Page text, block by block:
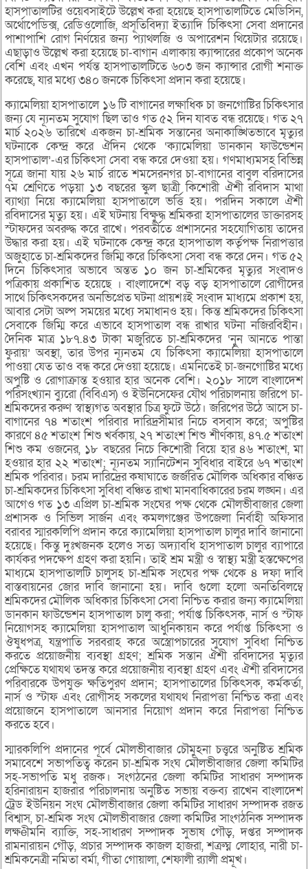
হাসপাতালটির ওয়েবসাইটে উল্লেখ করা হয়েছে হাসপাতালটিতে মেডিসিন,
অর্থোপেডিক্স, রেডিওলোজি, প্রসূতিবিদ্যা ইত্যাদি চিকিৎসা সেবা প্রদানের
পাশাপাশি রোগ নির্ণয়ের জন্য প্যাথলজি ও অপারেশন থিয়েটার রয়েছে।
এছাড়াও উল্লেখ করা হয়েছে চা-বাগান এলাকায় ক্যান্সারের প্রকোপ অনেক
বেশি এবং এখন পর্যন্ত হাসপাতালটিতে ৬০৩ জন ক্যান্সার রোগী শনাক্ত
করেছে, যার মধ্যে ৩৪০ জনকে চিকিৎসা প্রদান করা হয়েছে।
ক্যামেলিয়া হাসপাতালে ১৬ টি বাগানের লক্ষাধিক চা জনগোষ্টির চিকিৎসার
জন্য যে ন্যূনতম সুযোগ ছিল তাও গত ৫২ দিন যাবত বন্ধ রয়েছে। গত ২৭
মার্চ ২০২৬ তারিখে একজন চা-শ্রমিক সন্তানের অনাকাঙ্খিতভাবে মৃত্যুর
ঘটনাকে কেন্দ্র করে ঐদিন থেকে ‘ক্যামেলিয়া ডানকান ফাউন্ডেশন
হাসপাতাল’-এর চিকিৎসা সেবা বন্ধ করে দেওয়া হয়। গণমাধ্যমসহ বিভিন্ন
সূত্রে জানা যায় ২৬ মার্চ রাতে শমসেরনগর চা-বাগানের বাবুল বরিদাসের
৭ম শ্রেণিতে পড়য়া ১৩ বছরের স্কুল ছাত্রী কিশোরী ঐশী রবিদাস মাথা
ব্যাথ্যা নিয়ে ক্যামেলিয়া হাসপাতালে ভর্ত্তি হয়। পরদিন সকালে ঐশী
রবিদাসের মৃত্যু হয়। এই ঘটনায় বিক্ষুদ্ধ শ্রমিকরা হাসপাতালের ডাক্তারসহ
স্টাফদের অবরুদ্ধ করে রাখে। পরবর্তীতে প্রশাসনের সহযোগিতায় তাদের
উদ্ধার করা হয়। এই ঘটনাকে কেন্দ্র করে হাসপাতাল কর্তৃপক্ষ নিরাপত্তার
অজুহাতে চা-শ্রমিকদের জিম্মি করে চিকিৎসা সেবা বন্ধ করে দেন। গত ৫২
দিনে চিকিৎসার অভাবে অন্তত ১০ জন চা-শ্রমিকের মৃত্যুর সংবাদও
পত্রিকায় প্রকাশিত হয়েছে । বাংলাদেশে বড় বড় হাসপাতালে রোগীদের
সাথে চিকিৎসকদের অনভিপ্রেত ঘটনা প্রায়শঃই সংবাদ মাধ্যমে প্রকাশ হয়,
আবার সেটা অল্প সময়ের মধ্যে সমাধানও হয়। কিন্ত শ্রমিকদের চিকিৎসা
সেবাকে জিম্মি করে এভাবে হাসপাতাল বন্ধ রাখার ঘটনা নজিরবিহীন।
দৈনিক মাত্র ১৮৭.৪৩ টাকা মজুরিতে চা-শ্রমিকদের ‘নুন আনতে পান্তা
ফুরায়’ অবস্থা, তার উপর ন্যূনতম যে চিকিৎসা ক্যামেলিয়া হাসপাতালে
পাওয়া যেত তাও বন্ধ করে দেওয়া হয়েছে। এমনিতেই চা-জনগোষ্টির মধ্যে
অপুষ্টি ও রোগাক্রান্ত হওয়ার হার অনেক বেশি। ২০১৮ সালে বাংলাদেশ
পরিসংখ্যান ব্যুরো (বিবিএস) ও ইউনিসেফের যৌথ পরিচালনায় জরিপে চা-
শ্রমিকদের করুণ স্বাস্থ্যগত অবস্থার চিত্র ফুটে উঠে। জরিপের উঠে আসে চা-
বাগানের ৭৪ শতাংশ পরিবার দারিদ্রসীমার নিচে বসবাস করে; অপুষ্টির
কারণে ৪৫ শতাংশ শিশু খর্বকায়, ২৭ শতাংশ শিশু শীর্ণকায়, ৪৭.৫ শতাংশ
শিশু কম ওজনের, ১৮ বছরের নিচে কিশোরী বিয়ে হার ৪৬ শতাংশ, মা
হওয়ার হার ২২ শতাংশ; ন্যূনতম স্যানিটেশন সুবিধার বাইরে ৬৭ শতাংশ
শ্রমিক পরিবার। চরম দারিদ্রের কষাঘাতে জর্জরিত মৌলিক অধিকার বঞ্চিত
চা-শ্রমিকদের চিকিৎসা সুবিধা বঞ্চিত রাখা মানবাধিকারের চরম লঙ্ঘন। এর
আগেও গত ১৩ এপ্রিল চা-শ্রমিক সংঘের পক্ষ থেকে মৌলভীবাজার জেলা
প্রশাসক ও সিভিল সার্জন এবং কমলগঞ্জের উপজেলা নির্বাহী অফিসার
বরাবর স্মারকলিপি প্রদান করে ক্যামেলিয়া হাসপাতাল চালুর দাবি জানানো
হয়েছে। কিন্তু দুঃখজনক হলেও সত্য অদ্যাবধি হাসপাতাল চালুর ব্যাপারে
কার্যকর পদক্ষেপ গ্রহণ করা হয়নি। তাই শ্রম মন্ত্রী ও স্বাস্থ্য মন্ত্রী হস্তক্ষেপের
মাধ্যমে হাসপাতালটি চালুসহ চা-শ্রমিক সংঘের পক্ষ থেকে ৪ দফা দাবি
বাস্তবায়নের জোর দাবি জানানো হয়। দাবি গুলো হলো অনতিবিলম্বে
শ্রমিকদের মৌলিক অধিকার চিকিৎসা সেবা নিশ্চিত করার জন্য ক্যামেলিয়া
ডানকান ফাউন্ডেশন হাসপাতাল চালু করা; পর্যাপ্ত চিকিৎসক, নার্স ও স্টাফ
নিয়োগসহ ক্যামেলিয়া হাসপাতাল আধুনিকায়ন করে পর্যাপ্ত চিকিৎসা ও
ঔষুধপত্র, যন্ত্রপাতি সরবরাহ করে অস্ত্রোপচারের সুযোগ সুবিধা নিশ্চিত
করতে প্রয়োজনীয় ব্যবস্থা গ্রহণ; শ্রমিক সন্তান ঐশী রবিদাসের মৃত্যুর
প্রেক্ষিতে যথাযথ তদন্ত করে প্রয়োজনীয় ব্যবস্থা গ্রহণ এবং ঐশী রবিদাসের
পরিবারকে উপযুক্ত ক্ষতিপুরণ প্রদান; হাসপাতালের চিকিৎসক, কর্মকর্তা,
নার্স ও স্টাফ এবং রোগীসহ সকলের যথাযথ নিরাপত্তা নিশ্চিত করা এবং
প্রয়োজনে হাসপাতালে আনসার নিয়োগ প্রদান করে নিরাপত্তা নিশ্চিত
করতে হবে।
স্মারকলিপি প্রদানের পূর্বে মৌলভীবাজার চৌমুহনা চত্ত্বরে অনুষ্টিত শ্রমিক
সমাবেশে সভাপতিত্ব করেন চা-শ্রমিক সংঘ মৌলভীবাজার জেলা কমিটির
সহ-সভাপতি মধু রজক। সংগঠনের জেলা কমিটির সাধারণ সম্পাদক
হরিনারায়ন হাজরার পরিচালনায় অনুষ্টিত সভায় বক্তব্য রাখেন বাংলাদেশ
ট্রেড ইউনিয়ন সংঘ মৌলভীবাজার জেলা কমিটির সাধারণ সম্পাদক রজত
বিশ্বাস, চা-শ্রমিক সংঘ মৌলভীবাজার জেলা কমিটির সাংগঠনিক সম্পাদক
লক্ষèীমনি ব্যাক্তি, সহ-সাধারণ সম্পাদক সুভাষ গৌড়, দপ্তর সম্পাদক
রামনারায়ন গৌড়, প্রচার সম্পাদক কাজল হাজরা, শত্রুঘ্ন লোহার, নারী চা-
শ্রমিকনেত্রী নমিতা বর্মা, গীতা গোয়ালা, শেফালী র‌্যালী প্রমূখ।